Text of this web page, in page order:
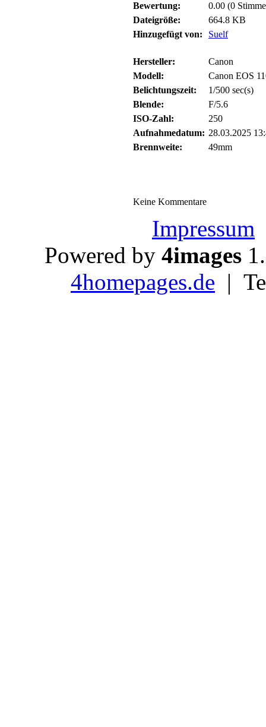
Bewertung:
0.00 (0
Dateigröße:
664.8 KB
Hinzugefügt von:
Suelf
Hersteller:
Canon
Modell:
Canon EOS
Belichtungszeit:
1/500 sec(s)
Blende:
F/5.6
ISO-Zahl:
250
Aufnahmedatum: 28.03.2025
Brennweite:
49mm
Keine Kommentare
Impressum
Powered by 4images
4homepages.de |